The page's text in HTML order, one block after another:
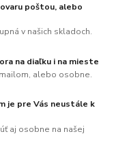
poštou, alebo
v našich skladoch.
na diaľku i na mieste
alebo osobne.
je pre Vás neustále k
aj osobne na našej